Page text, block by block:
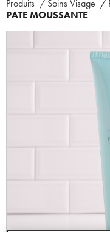
Produits / Soins Visage /
PATE MOUSSANTE